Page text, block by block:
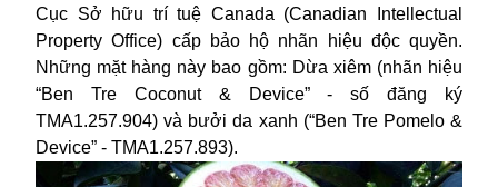
Cục Sở hữu trí tuệ Canada (Canadian Intellectual
Property Office) cấp bảo hộ nhãn hiệu độc quyền.
Những mặt hàng này bao gồm: Dừa xiêm (nhãn hiệu
“Ben Tre Coconut & Device” - số đăng ký
TMA1.257.904) và bưởi da xanh (“Ben Tre Pomelo &
Device” - TMA1.257.893).